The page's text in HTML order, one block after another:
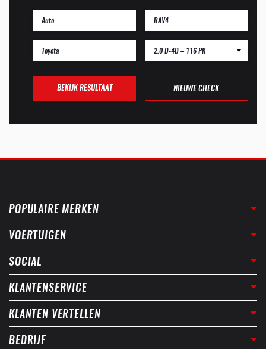
2.0 D-4D – 116 PK
BEKIJK RESULTAAT NIEUWE CHECK
POPULAIRE MERKEN
VOERTUIGEN
SOCIAL
KLANTENSERVICE
KLANTEN VERTELLEN
BEDRIJF